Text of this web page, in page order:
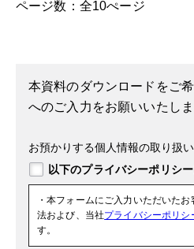
ページ数：全10ぺージ
本資料のダウンロードをご
へのご入力をお願いいたしま
お預かりする個人情報の取り扱
・本フォームにご入力いただいた
法および、当社プライバシーポリシ
す。